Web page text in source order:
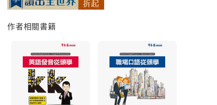
◎單詞解析，解釋說明好詳盡
解析重要單字與片語，讓你輕鬆搞懂難字，順利學習。
◎MP3 音檔，道地口音好流利
作者相關書籍